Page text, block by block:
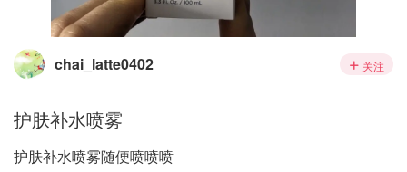
chai_latte0402 关注
护肤补水喷雾
护肤补水喷雾随便喷喷喷